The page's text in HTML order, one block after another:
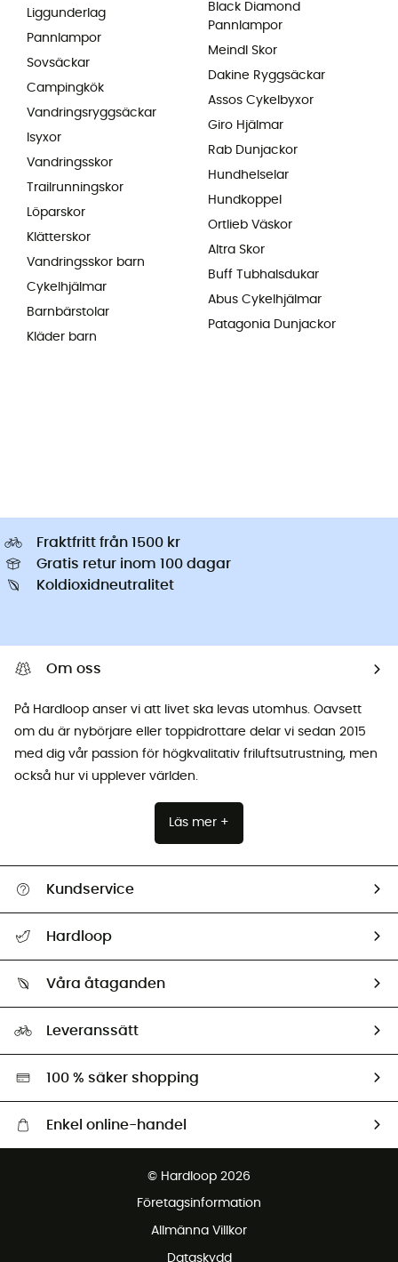
Liggunderlag
Pannlampor
Sovsäckar
Campingkök
Vandringsryggsäckar
Isyxor
Vandringsskor
Trailrunningskor
Löparskor
Klätterskor
Vandringsskor barn
Cykelhjälmar
Barnbärstolar
Kläder barn
Black Diamond
Pannlampor
Meindl Skor
Dakine Ryggsäckar
Assos Cykelbyxor
Giro Hjälmar
Rab Dunjackor
Hundhelselar
Hundkoppel
Ortlieb Väskor
Altra Skor
Buff Tubhalsdukar
Abus Cykelhjälmar
Patagonia Dunjackor
Fraktfritt från 1500 kr
Gratis retur inom 100 dagar
Koldioxidneutralitet
Om oss
På Hardloop anser vi att livet ska levas utomhus. Oavsett
om du är nybörjare eller toppidrottare delar vi sedan 2015
med dig vår passion för högkvalitativ friluftsutrustning, men
också hur vi upplever världen.
Läs mer +
Kundservice
Retur & återbetalning
Hardloop
Ambassadörer
Våra åtaganden
Miljöanpassat urval
Leveranssätt
100 % säker shopping
Enkel online-handel
Gratis retur inom 100 dagar
© Hardloop 2026
Företagsinformation
Allmänna Villkor
Dataskydd